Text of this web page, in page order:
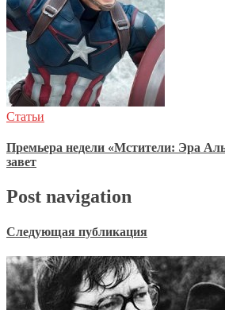
Статьи
Премьера недели «Мстители: Эра
завет
Post navigation
Следующая публикация